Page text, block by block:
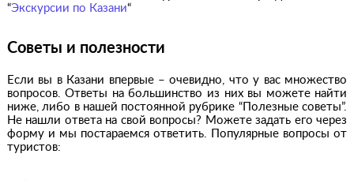
“Экскурсии по Казани“
Советы и полезности
Если вы в Казани впервые – очевидно, что у вас множество
вопросов. Ответы на большинство из них вы можете найти
ниже, либо в нашей постоянной рубрике “Полезные советы”.
Не нашли ответа на свой вопросы? Можете задать его через
форму и мы постараемся ответить. Популярные вопросы от
туристов: